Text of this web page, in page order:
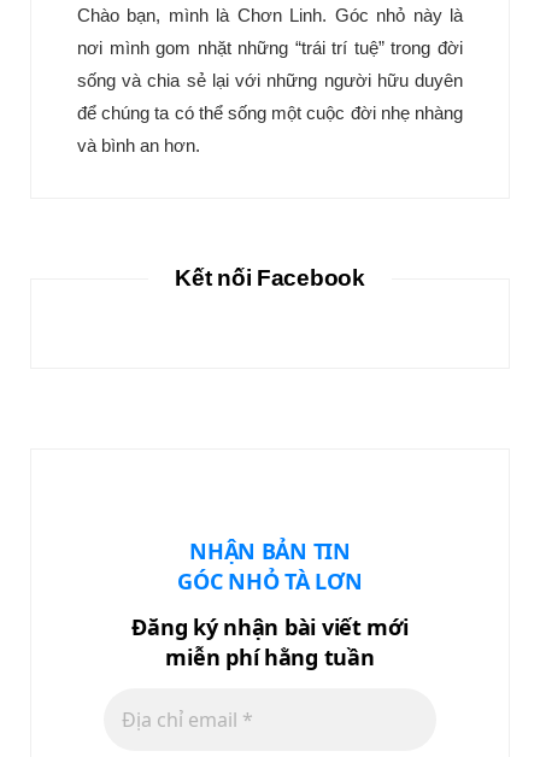
Chào bạn, mình là Chơn Linh. Góc nhỏ này là
nơi mình gom nhặt những “trái trí tuệ” trong đời
sống và chia sẻ lại với những người hữu duyên
để chúng ta có thể sống một cuộc đời nhẹ nhàng
và bình an hơn.
Kết nối Facebook
NHẬN BẢN TIN
GÓC NHỎ TÀ LƠN
Đăng ký nhận bài viết mới
miễn phí hằng tuần